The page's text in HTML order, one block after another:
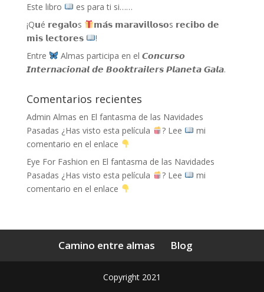
Este libro
es para ti si……
¡Q𝘂é 𝗿𝗲𝗴𝗮𝗹𝗼s
𝗺𝗮́𝘀 𝗺𝗮𝗿𝗮𝘃𝗶𝗹𝗹𝗼𝘀𝗼s 𝗿𝗲𝗰𝗶𝗯𝗼 𝗱𝗲
𝗺𝗶𝘀 𝗹𝗲𝗰𝘁𝗼𝗿𝗲𝘀
!
Entre
Almas participa en el 𝘾𝙤𝙣𝙘𝙪𝙧𝙨𝙤
𝙄𝙣𝙩𝙚𝙧𝙣𝙖𝙘𝙞𝙤𝙣𝙖𝙡 𝙙𝙚 𝘽𝙤𝙤𝙠𝙩𝙧𝙖𝙞𝙡𝙚𝙧𝙨 𝙋𝙡𝙖𝙣𝙚𝙩𝙖 𝙂𝙖𝙡𝙖.
Comentarios recientes
Admin Almas en El fantasma de las Navidades
Pasadas ¿Has visto esta película
? Lee
mi
comentario en el enlace
Eye For Fashion en El fantasma de las Navidades
Pasadas ¿Has visto esta película
? Lee
mi
comentario en el enlace
Camino entre almas Blog
Copyright 2021